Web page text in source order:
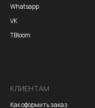
Whatsapp
VK
TBloom
КЛИЕНТАМ
Как оформить заказ